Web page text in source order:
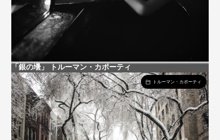
「銀の壜」 トルーマン・カポーティ
トルーマン・カポーティ